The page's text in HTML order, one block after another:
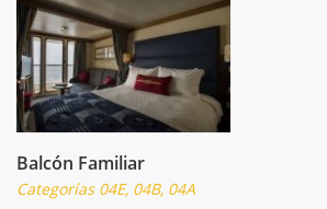
Balcón Familiar
Categorías 04E, 04B, 04A